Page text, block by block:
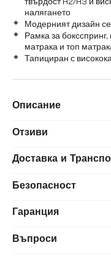
налягането
Модерният дизайн
Рамка за
матрака и топ
Тапициран с
Описание
Отзиви
Доставка и
Безопасност
Гаранция
Въпроси